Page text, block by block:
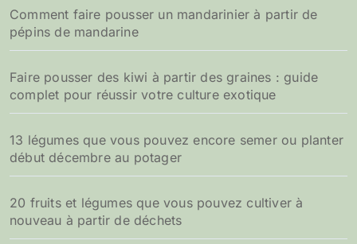
Comment faire pousser un mandarinier à partir de
pépins de mandarine
Faire pousser des kiwi à partir des graines : guide
complet pour réussir votre culture exotique
13 légumes que vous pouvez encore semer ou planter
début décembre au potager
20 fruits et légumes que vous pouvez cultiver à
nouveau à partir de déchets